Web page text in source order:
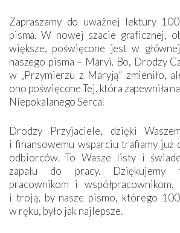
Zapraszamy do uważnej lektury
pisma. W nowej szacie graficznej,
większe, poświęcone jest w
naszego pisma – Maryi. Bo, Drodzy
w „Przymierzu z Maryją” zmieniło,
ono poświęcone Tej, która zapewniła
Niepokalanego Serca!
Drodzy Przyjaciele, dzięki
i finansowemu wsparciu trafiamy już
odbiorców. To Wasze listy i
zapału do pracy. Dziękujemy
pracownikom i
i troją, by nasze pismo, którego
w ręku, było jak najlepsze.